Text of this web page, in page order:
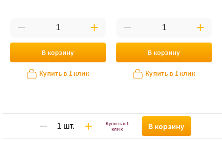
В корзину
Купить в 1 клик
В корзину
Купить в 1 клик
Купить в 1
клик
В корзину